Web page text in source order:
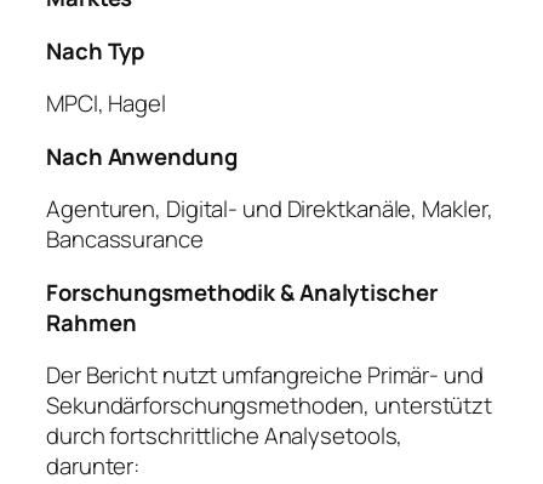
Nach Typ
MPCI, Hagel
Nach Anwendung
Agenturen, Digital- und Direktkanäle, Makler,
Bancassurance
Forschungsmethodik & Analytischer
Rahmen
Der Bericht nutzt umfangreiche Primär- und
Sekundärforschungsmethoden, unterstützt
durch fortschrittliche Analysetools,
darunter: